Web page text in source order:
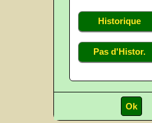
Historique
Pas d'Histor.